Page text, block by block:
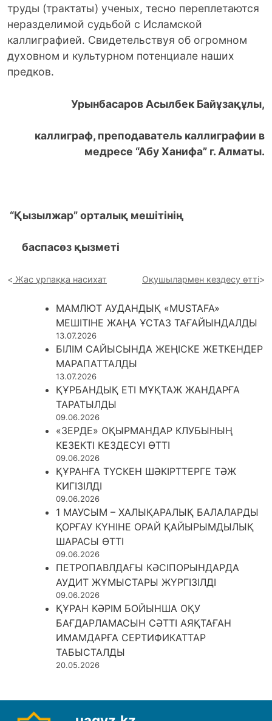
труды (трактаты) ученых, тесно переплетаются
неразделимой судьбой с Исламской
каллиграфией. Свидетельствуя об огромном
духовном и культурном потенциале наших
предков.
Урынбасаров Асылбек Байұзақұлы,
каллиграф, преподаватель каллиграфии в
медресе “Абу Ханифа” г. Алматы.
“Қызылжар” орталық мешітінің
баспасөз қызметі
Жас ұрпаққа насихат Оқушылармен кездесу өтті
МАМЛЮТ АУДАНДЫҚ «MUSTAFA»
МЕШІТІНЕ ЖАҢА ҰСТАЗ ТАҒАЙЫНДАЛДЫ
13.07.2026
БІЛІМ САЙЫСЫНДА ЖЕҢІСКЕ ЖЕТКЕНДЕР
МАРАПАТТАЛДЫ
13.07.2026
ҚҰРБАНДЫҚ ЕТІ МҰҚТАЖ ЖАНДАРҒА
ТАРАТЫЛДЫ
09.06.2026
«ЗЕРДЕ» ОҚЫРМАНДАР КЛУБЫНЫҢ
КЕЗЕКТІ КЕЗДЕСУІ ӨТТІ
09.06.2026
ҚҰРАНҒА ТҮСКЕН ШӘКІРТТЕРГЕ ТӘЖ
КИГІЗІЛДІ
09.06.2026
1 МАУСЫМ – ХАЛЫҚАРАЛЫҚ БАЛАЛАРДЫ
ҚОРҒАУ КҮНІНЕ ОРАЙ ҚАЙЫРЫМДЫЛЫҚ
ШАРАСЫ ӨТТІ
09.06.2026
ПЕТРОПАВЛДАҒЫ КӘСІПОРЫНДАРДА
АУДИТ ЖҰМЫСТАРЫ ЖҮРГІЗІЛДІ
09.06.2026
ҚҰРАН КӘРІМ БОЙЫНША ОҚУ
БАҒДАРЛАМАСЫН СӘТТІ АЯҚТАҒАН
ИМАМДАРҒА СЕРТИФИКАТТАР
ТАБЫСТАЛДЫ
20.05.2026